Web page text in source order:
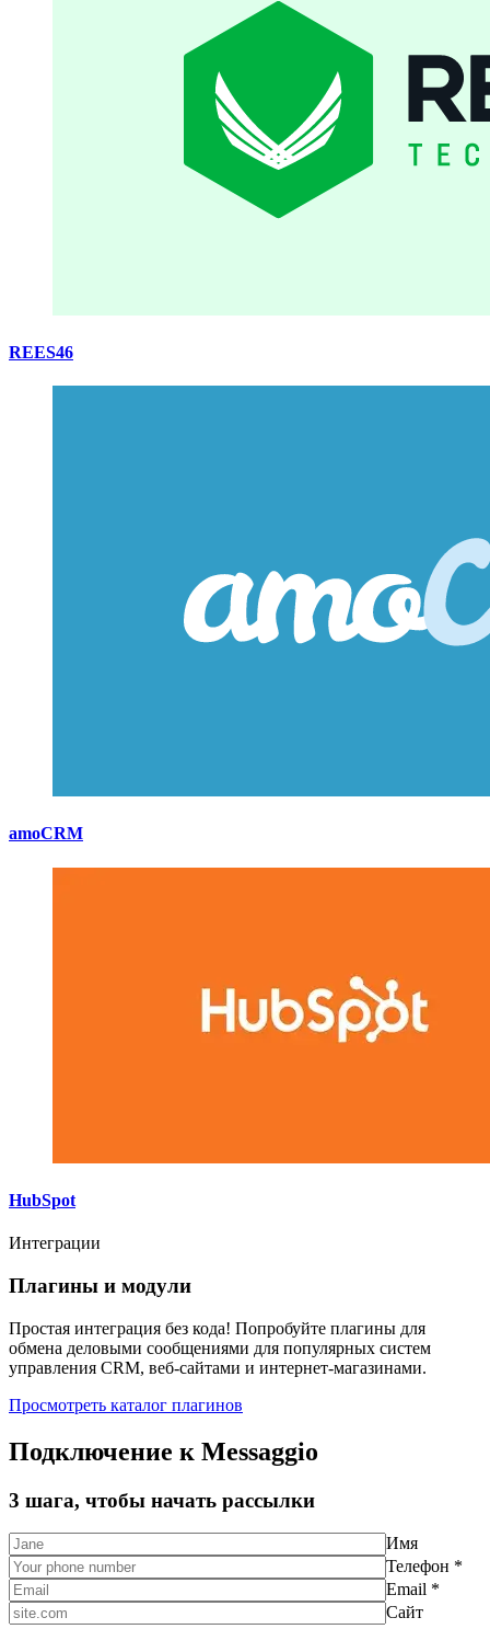
REES46
amoCRM
HubSpot
Интеграции
Плагины и модули
Простая интеграция без кода! Попробуйте плагины для
обмена деловыми сообщениями для популярных систем
управления CRM, веб-сайтами и интернет-магазинами.
Просмотреть каталог плагинов
Подключение к Messaggio
3 шага, чтобы начать рассылки
Имя
Телефон *
Email *
Сайт